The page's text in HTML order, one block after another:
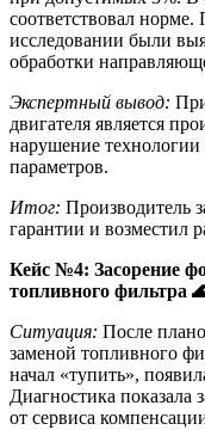
соответствовал
исследовании были
обработки
Экспертный вывод:
двигателя является
нарушение технологии
параметров.
Итог: Производитель
гарантии и возместил
Кейс №4: Засорение
топливного фильтра
Ситуация: После
заменой топливного
начал «тупить»,
Диагностика показала
от сервиса